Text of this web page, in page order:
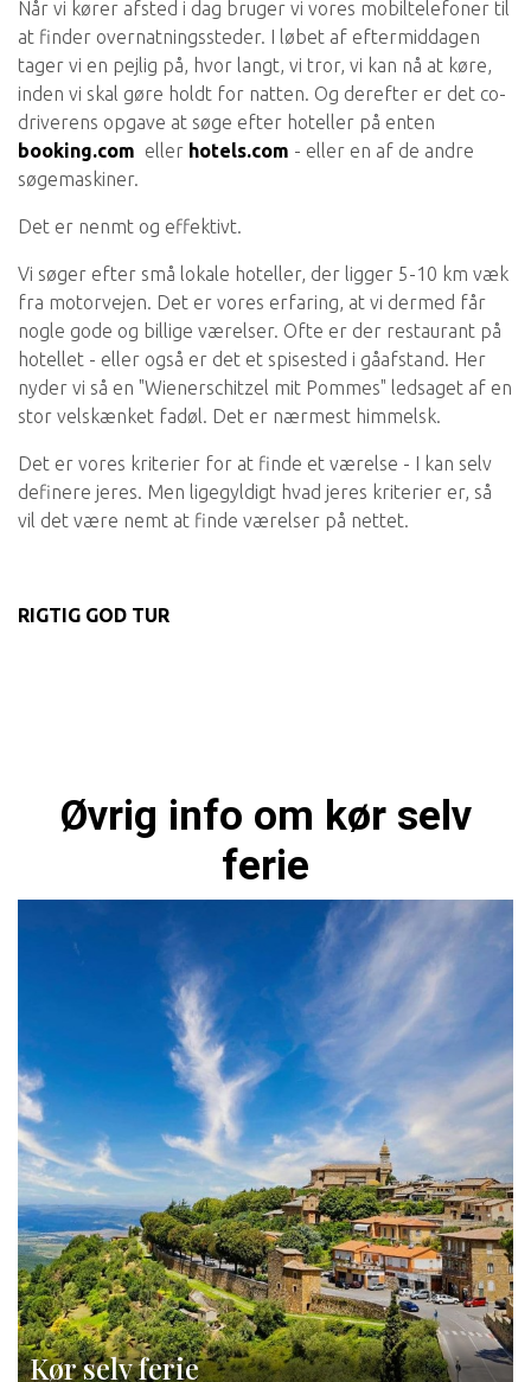
Når vi kører afsted i dag bruger vi vores mobiltelefoner til
at finder overnatningssteder. I løbet af eftermiddagen
tager vi en pejlig på, hvor langt, vi tror, vi kan nå at køre,
inden vi skal gøre holdt for natten. Og derefter er det co-
driverens opgave at søge efter hoteller på enten
booking.com eller hotels.com - eller en af de andre
søgemaskiner.
Det er nenmt og effektivt.
Vi søger efter små lokale hoteller, der ligger 5-10 km væk
fra motorvejen. Det er vores erfaring, at vi dermed får
nogle gode og billige værelser. Ofte er der restaurant på
hotellet - eller også er det et spisested i gåafstand. Her
nyder vi så en "Wienerschitzel mit Pommes" ledsaget af en
stor velskænket fadøl. Det er nærmest himmelsk.
Det er vores kriterier for at finde et værelse - I kan selv
definere jeres. Men ligegyldigt hvad jeres kriterier er, så
vil det være nemt at finde værelser på nettet.
RIGTIG GOD TUR
Øvrig info om kør selv
ferie
Kør selv ferie